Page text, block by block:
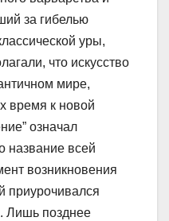
за гибелью
уры,
что искусство
мире,
время к новой
означал
название всей
возникновения
приурочивался
Лишь позднее